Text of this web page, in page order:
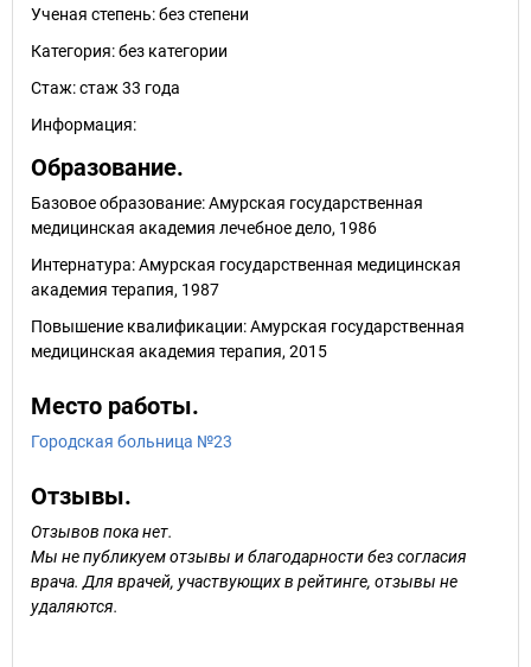
Ученая степень:без степени
Категория:без категории
Стаж:стаж 33 года
Информация:
Образование.
Базовое образование: Амурская государственная
медицинская академия лечебное дело, 1986
Интернатура: Амурская государственная медицинская
академия терапия, 1987
Повышение квалификации: Амурская государственная
медицинская академия терапия, 2015
Место работы.
Городская больница №23
Отзывы.
Отзывов пока нет.
Мы не публикуем отзывы и благодарности без согласия
врача. Для врачей, участвующих в рейтинге, отзывы не
удаляются.